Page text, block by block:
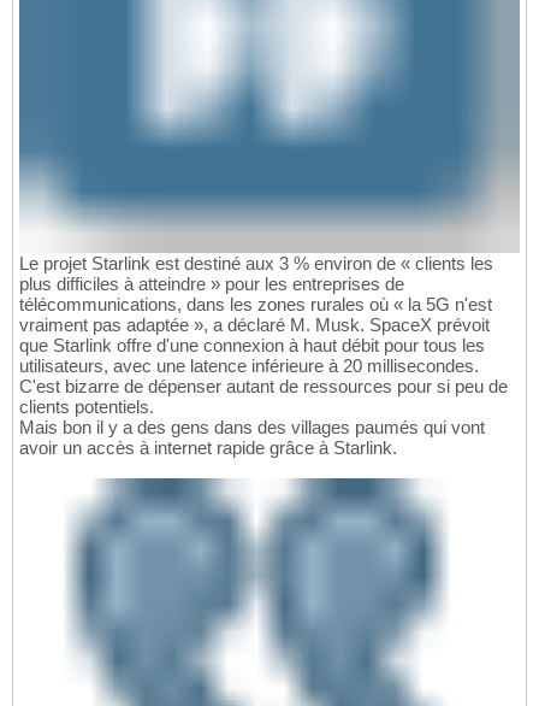
Le projet Starlink est destiné aux 3 % environ de « clients les
plus difficiles à atteindre » pour les entreprises de
télécommunications, dans les zones rurales où « la 5G n'est
vraiment pas adaptée », a déclaré M. Musk. SpaceX prévoit
que Starlink offre d'une connexion à haut débit pour tous les
utilisateurs, avec une latence inférieure à 20 millisecondes.
C'est bizarre de dépenser autant de ressources pour si peu de
clients potentiels.
Mais bon il y a des gens dans des villages paumés qui vont
avoir un accès à internet rapide grâce à Starlink.